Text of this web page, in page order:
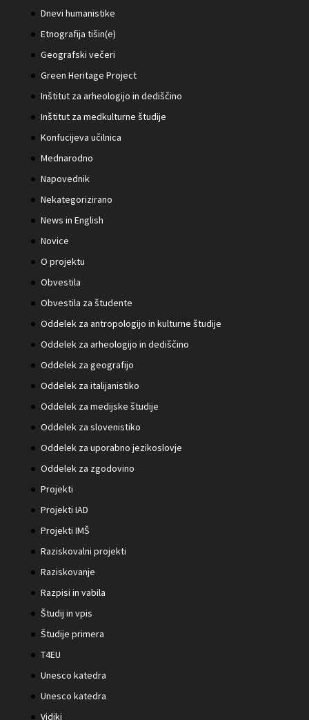
Dnevi humanistike
Etnografija tišin(e)
Geografski večeri
Green Heritage Project
Inštitut za arheologijo in dediščino
Inštitut za medkulturne študije
Konfucijeva učilnica
Mednarodno
Napovednik
Nekategorizirano
News in English
Novice
O projektu
Obvestila
Obvestila za študente
Oddelek za antropologijo in kulturne študije
Oddelek za arheologijo in dediščino
Oddelek za geografijo
Oddelek za italijanistiko
Oddelek za medijske študije
Oddelek za slovenistiko
Oddelek za uporabno jezikoslovje
Oddelek za zgodovino
Projekti
Projekti IAD
Projekti IMŠ
Raziskovalni projekti
Raziskovanje
Razpisi in vabila
Študij in vpis
Študije primera
T4EU
Unesco katedra
Unesco katedra
Vidiki